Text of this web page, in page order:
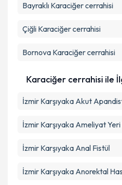
Bayraklı Karaciğer cerrahisi
Çiğli Karaciğer cerrahisi
Bornova Karaciğer cerrahisi
Karaciğer cerrahisi ile
İzmir Karşıyaka Akut
İzmir Karşıyaka Ameliyat Yeri
İzmir Karşıyaka Anal Fistül
İzmir Karşıyaka Anorektal